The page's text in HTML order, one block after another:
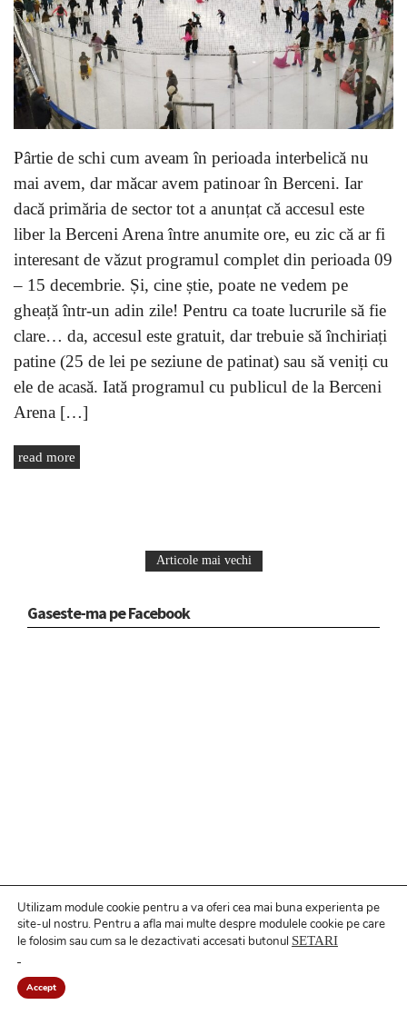
Pârtie de schi cum aveam în perioada interbelică nu
mai avem, dar măcar avem patinoar în Berceni. Iar
dacă primăria de sector tot a anunțat că accesul este
liber la Berceni Arena între anumite ore, eu zic că ar fi
interesant de văzut programul complet din perioada 09
– 15 decembrie. Și, cine știe, poate ne vedem pe
gheață într-un adin zile! Pentru ca toate lucrurile să fie
clare… da, accesul este gratuit, dar trebuie să închiriați
patine (25 de lei pe seziune de patinat) sau să veniți cu
ele de acasă. Iată programul cu publicul de la Berceni
Arena […]
read more
Articole mai vechi
Gaseste-ma pe Facebook
Ce crede ChatGPT despre Berceni
Utilizam module cookie pentru a va oferi cea mai buna experienta pe
site-ul nostru. Pentru a afla mai multe despre modulele cookie pe care
le folosim sau cum sa le dezactivati accesati butonul SETARI
Accept